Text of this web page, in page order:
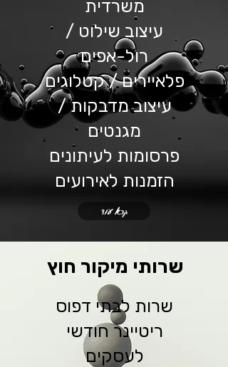
משרדית
עיצוב שילוט /
רול-אפים
פלאיירים / קטלוגים
עיצוב מדבקות /
מגנטים
פרסומות לעיתונים
הזמנות לאירועים
קרא עוד
שרותי מיקור חוץ
שרות לבתי דפוס
ריטיינר חודשי
לעסקים